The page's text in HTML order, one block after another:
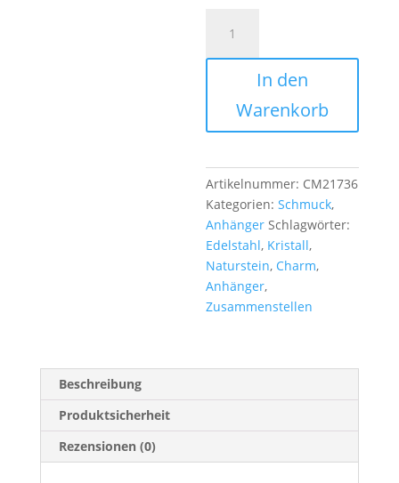
8mm
Naturstein
Edelstahl
In den
Warenkorb
Artikelnummer: CM21736
Kategorien:Schmuck,
Anhänger Schlagwörter:
Edelstahl, Kristall,
Naturstein, Charm,
Anhänger,
Zusammenstellen
Beschreibung
Produktsicherheit
Rezensionen (0)